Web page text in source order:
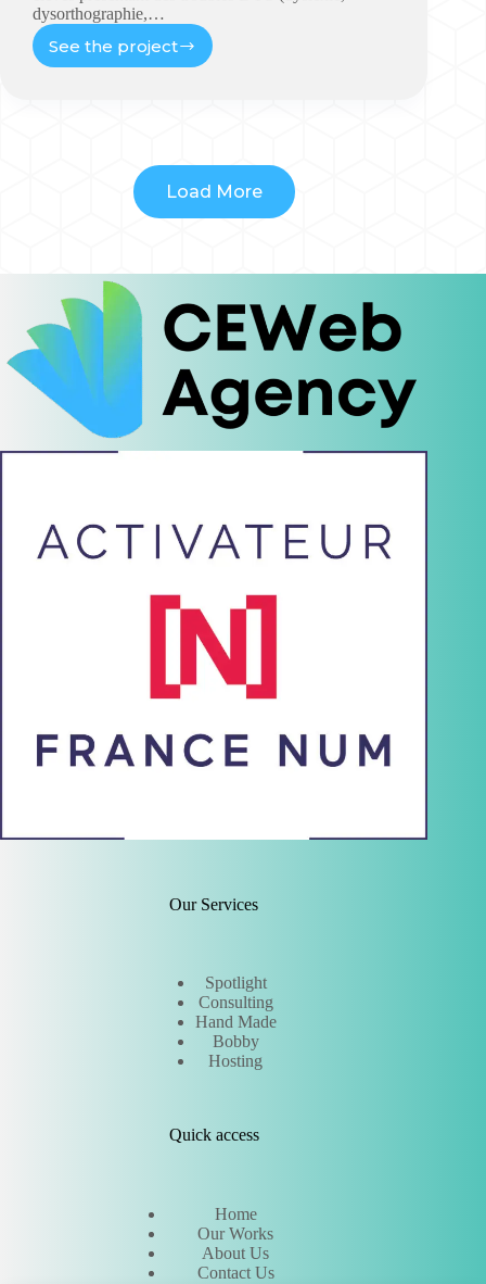
dysorthographie,…
See the project
Load More
Our Services
Spotlight
Consulting
Hand Made
Bobby
Hosting
Quick access
Home
Our Works
About Us
Contact Us